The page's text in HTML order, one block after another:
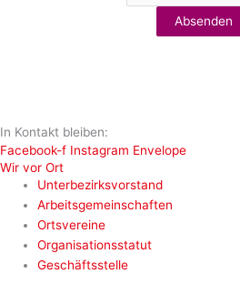
In Kontakt bleiben:
Facebook-f Instagram Envelope
Wir vor Ort
Unterbezirksvorstand
Arbeitsgemeinschaften
Ortsvereine
Organisationsstatut
Geschäftsstelle